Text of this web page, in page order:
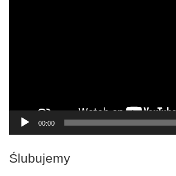
00:00
Ślubujemy